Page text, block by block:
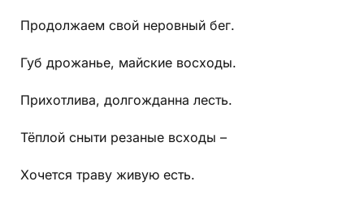
Продолжаем свой неровный бег.
Губ дрожанье, майские восходы.
Прихотлива, долгожданна лесть.
Тёплой сныти резаные всходы –
Хочется траву живую есть.